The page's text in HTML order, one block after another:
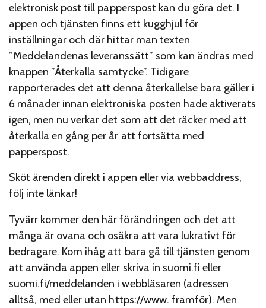
elektronisk post till papperspost kan du göra det. I
appen och tjänsten finns ett kugghjul för
inställningar och där hittar man texten
”Meddelandenas leveranssätt” som kan ändras med
knappen ”Återkalla samtycke”. Tidigare
rapporterades det att denna återkallelse bara gäller i
6 månader innan elektroniska posten hade aktiverats
igen, men nu verkar det som att det räcker med att
återkalla en gång per år att fortsätta med
papperspost.
Sköt ärenden direkt i appen eller via webbaddress,
följ inte länkar!
Tyvärr kommer den här förändringen och det att
många är ovana och osäkra att vara lukrativt för
bedragare. Kom ihåg att bara gå till tjänsten genom
att använda appen eller skriva in suomi.fi eller
suomi.fi/meddelanden i webbläsaren (adressen
alltså, med eller utan https://www. framför). Men